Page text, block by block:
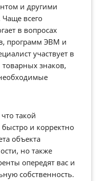
и другими
всего
в вопросах
программ ЭВМ и
участвует в
товарных знаков,
такой
и корректно
объекта
но также
опередят вас и
собственность.